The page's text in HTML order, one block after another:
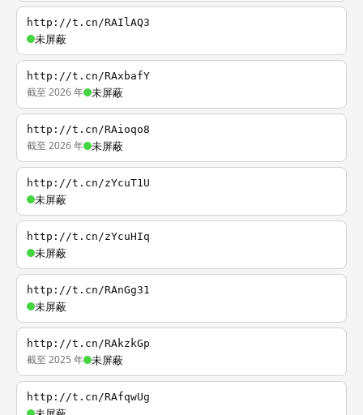
http://t.cn/RAIlAQ3
未屏蔽
http://t.cn/RAxbafY
截至 2026 年 未屏蔽
http://t.cn/RAioqo8
截至 2026 年 未屏蔽
http://t.cn/zYcuT1U
未屏蔽
http://t.cn/zYcuHIq
未屏蔽
http://t.cn/RAnGg31
未屏蔽
http://t.cn/RAkzkGp
截至 2025 年 未屏蔽
http://t.cn/RAfqwUg